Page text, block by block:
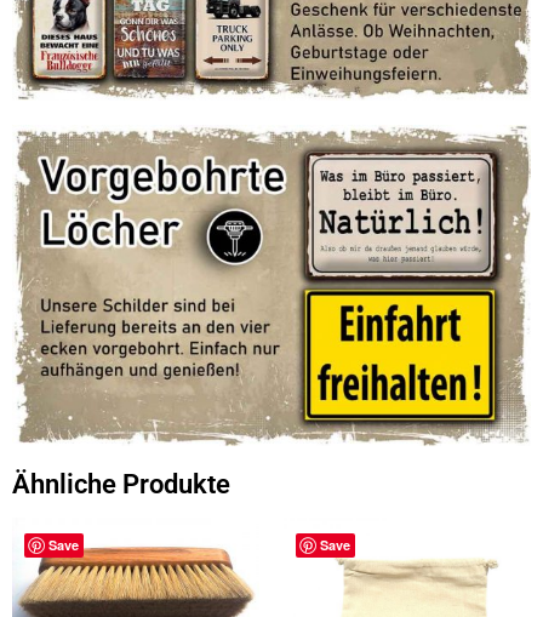
Ähnliche Produkte
Save Save